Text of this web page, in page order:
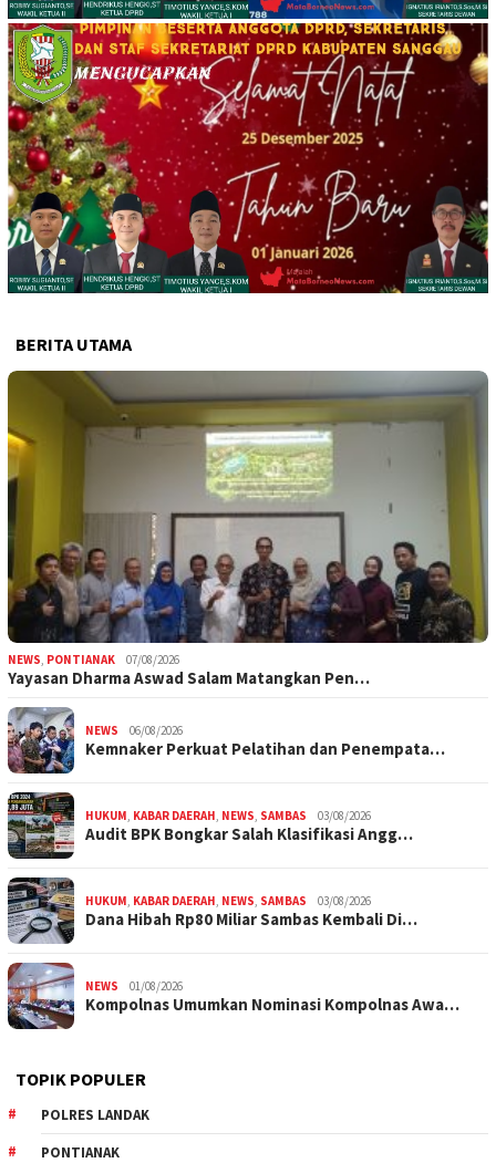
BERITA UTAMA
NEWS, PONTIANAK 07/08/2026
Yayasan Dharma Aswad Salam Matangkan Pen…
NEWS 06/08/2026
Kemnaker Perkuat Pelatihan dan Penempata…
HUKUM, KABAR DAERAH, NEWS, SAMBAS 03/08/2026
Audit BPK Bongkar Salah Klasifikasi Angg…
HUKUM, KABAR DAERAH, NEWS, SAMBAS 03/08/2026
Dana Hibah Rp80 Miliar Sambas Kembali Di…
NEWS 01/08/2026
Kompolnas Umumkan Nominasi Kompolnas Awa…
TOPIK POPULER
POLRES LANDAK
PONTIANAK